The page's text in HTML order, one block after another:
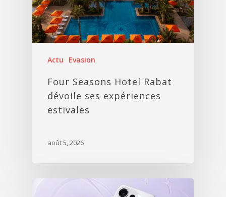
Actu Evasion
Four Seasons Hotel Rabat
dévoile ses expériences
estivales
août 5, 2026